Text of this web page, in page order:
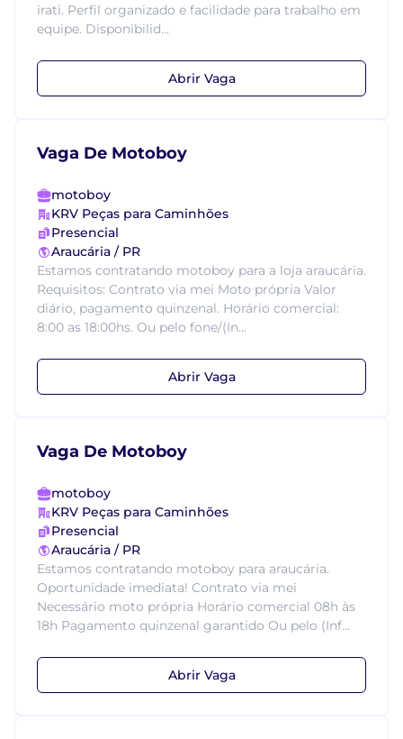
irati. Perfil organizado e facilidade para trabalho em
equipe. Disponibilid...
Abrir Vaga
Vaga De Motoboy
motoboy
KRV Peças para Caminhões
Presencial
Araucária / PR
Estamos contratando motoboy para a loja araucária.
Requisitos: Contrato via mei Moto própria Valor
diário, pagamento quinzenal. Horário comercial:
8:00 as 18:00hs. Ou pelo fone/(In...
Abrir Vaga
Vaga De Motoboy
motoboy
KRV Peças para Caminhões
Presencial
Araucária / PR
Estamos contratando motoboy para araucária.
Oportunidade imediata! Contrato via mei
Necessário moto própria Horário comercial 08h às
18h Pagamento quinzenal garantido Ou pelo (Inf...
Abrir Vaga